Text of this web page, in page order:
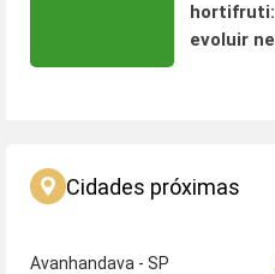
hortifruti:
evoluir
Cidades próximas
Avanhandava - SP